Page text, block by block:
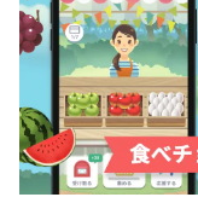
「にこまる」は両
いしい系統で、粘
りしたくなる美味